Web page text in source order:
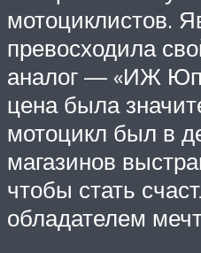
мотоциклистов.
превосходила
аналог — «ИЖ
цена была
мотоцикл был в
магазинов
чтобы стать
обладателем